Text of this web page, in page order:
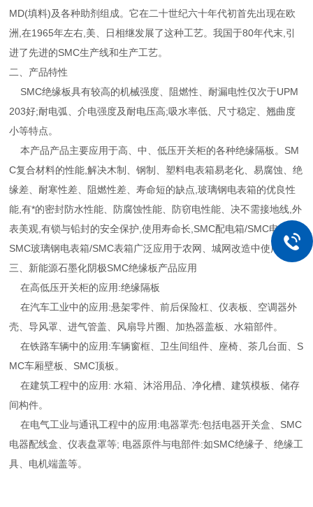
MD(填料)及各种助剂组成。它在二十世纪六十年代初首先出现在欧
洲,在1965年左右,美、日相继发展了这种工艺。我国于80年代末,引
进了先进的SMC生产线和生产工艺。
二、产品特性
SMC绝缘板具有较高的机械强度、阻燃性、耐漏电性仅次于UPM
203好;耐电弧、介电强度及耐电压高;吸水率低、尺寸稳定、翘曲度
小等特点。
本产品产品主要应用于高、中、低压开关柜的各种绝缘隔板。SM
C复合材料的性能,解决木制、钢制、塑料电表箱易老化、易腐蚀、绝
缘差、耐寒性差、阻燃性差、寿命短的缺点,玻璃钢电表箱的优良性
能,有*的密封防水性能、防腐蚀性能、防窃电性能、决不需接地线,外
表美观,有锁与铅封的安全保护,使用寿命长,SMC配电箱/SMC电表箱/
SMC玻璃钢电表箱/SMC表箱广泛应用于农网、城网改造中使用。
三、 新能源石墨化阴极SMC绝缘板产品应用
在高低压开关柜的应用:绝缘隔板
在汽车工业中的应用:悬架零件、前后保险杠、仪表板、空调器外
壳、导风罩、进气管盖、风扇导片圈、加热器盖板、水箱部件。
在铁路车辆中的应用:车辆窗框、卫生间组件、座椅、茶几台面、S
MC车厢壁板、SMC顶板。
在建筑工程中的应用: 水箱、沐浴用品、净化槽、建筑模板、储存
间构件。
在电气工业与通讯工程中的应用:电器罩壳:包括电器开关盒、SMC
电器配线盒、仪表盘罩等; 电器原件与电部件:如SMC绝缘子、绝缘工
具、电机端盖等。